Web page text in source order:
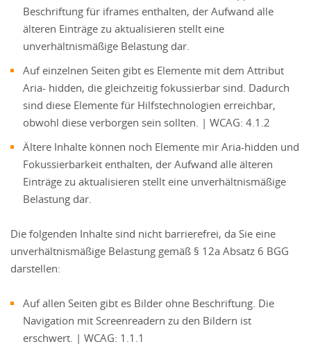
Beschriftung für iframes enthalten, der Aufwand alle
älteren Einträge zu aktualisieren stellt eine
unverhältnismäßige Belastung dar.
Auf einzelnen Seiten gibt es Elemente mit dem Attribut
Aria- hidden, die gleichzeitig fokussierbar sind. Dadurch
sind diese Elemente für Hilfstechnologien erreichbar,
obwohl diese verborgen sein sollten. | WCAG: 4.1.2
Ältere Inhalte können noch Elemente mir Aria-hidden und
Fokussierbarkeit enthalten, der Aufwand alle älteren
Einträge zu aktualisieren stellt eine unverhältnismäßige
Belastung dar.
Die folgenden Inhalte sind nicht barrierefrei, da Sie eine
unverhältnismäßige Belastung gemäß § 12a Absatz 6 BGG
darstellen:
Auf allen Seiten gibt es Bilder ohne Beschriftung. Die
Navigation mit Screenreadern zu den Bildern ist
erschwert. | WCAG: 1.1.1